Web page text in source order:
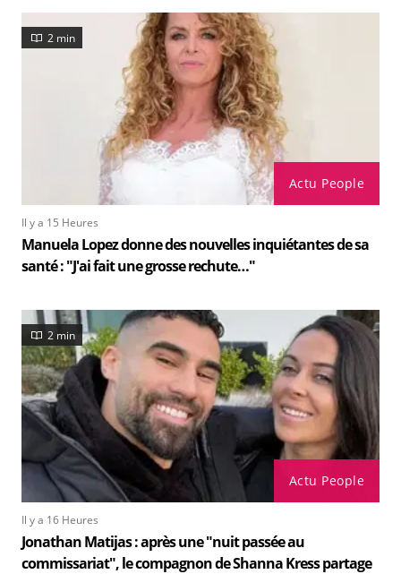
Actu People
2 min
Il y a 15 Heures
Manuela Lopez donne des nouvelles inquiétantes de sa
santé : "J'ai fait une grosse rechute…"
Actu People
2 min
Il y a 16 Heures
Jonathan Matijas : après une "nuit passée au
commissariat", le compagnon de Shanna Kress partage